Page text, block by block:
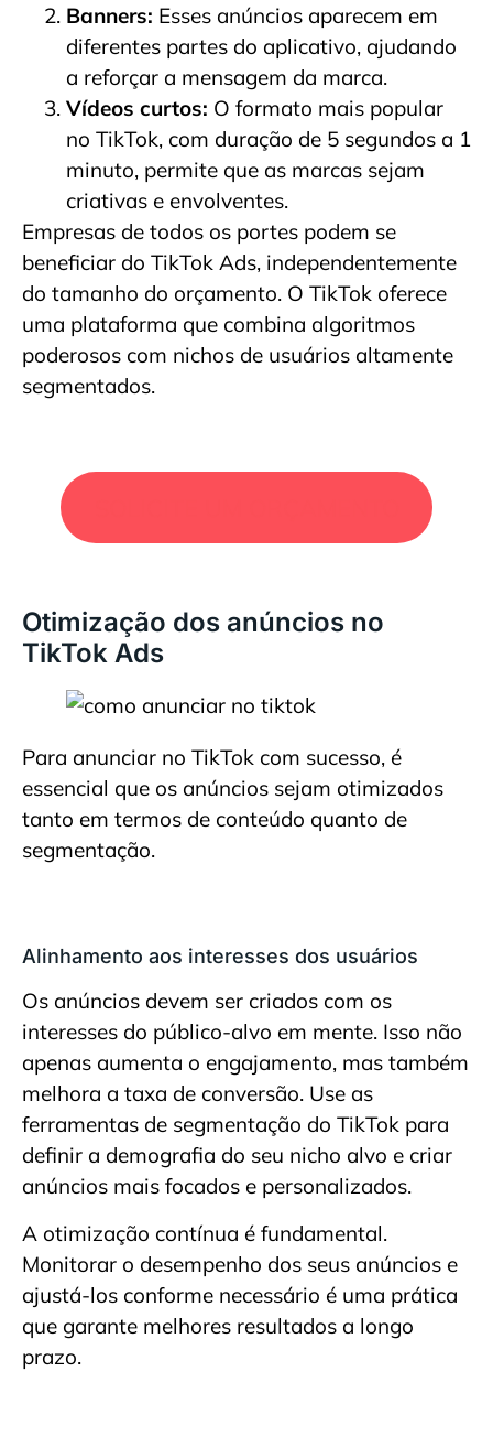
Banners: Esses anúncios aparecem em
diferentes partes do aplicativo, ajudando
a reforçar a mensagem da marca.
Vídeos curtos: O formato mais popular
no TikTok, com duração de 5 segundos a 1
minuto, permite que as marcas sejam
criativas e envolventes.
Empresas de todos os portes podem se
beneficiar do TikTok Ads, independentemente
do tamanho do orçamento. O TikTok oferece
uma plataforma que combina algoritmos
poderosos com nichos de usuários altamente
segmentados.
Otimização dos anúncios no
TikTok Ads
Para anunciar no TikTok com sucesso, é
essencial que os anúncios sejam otimizados
tanto em termos de conteúdo quanto de
segmentação.
Alinhamento aos interesses dos usuários
Os anúncios devem ser criados com os
interesses do público-alvo em mente. Isso não
apenas aumenta o engajamento, mas também
melhora a taxa de conversão. Use as
ferramentas de segmentação do TikTok para
definir a demografia do seu nicho alvo e criar
anúncios mais focados e personalizados.
A otimização contínua é fundamental.
Monitorar o desempenho dos seus anúncios e
ajustá-los conforme necessário é uma prática
que garante melhores resultados a longo
prazo.